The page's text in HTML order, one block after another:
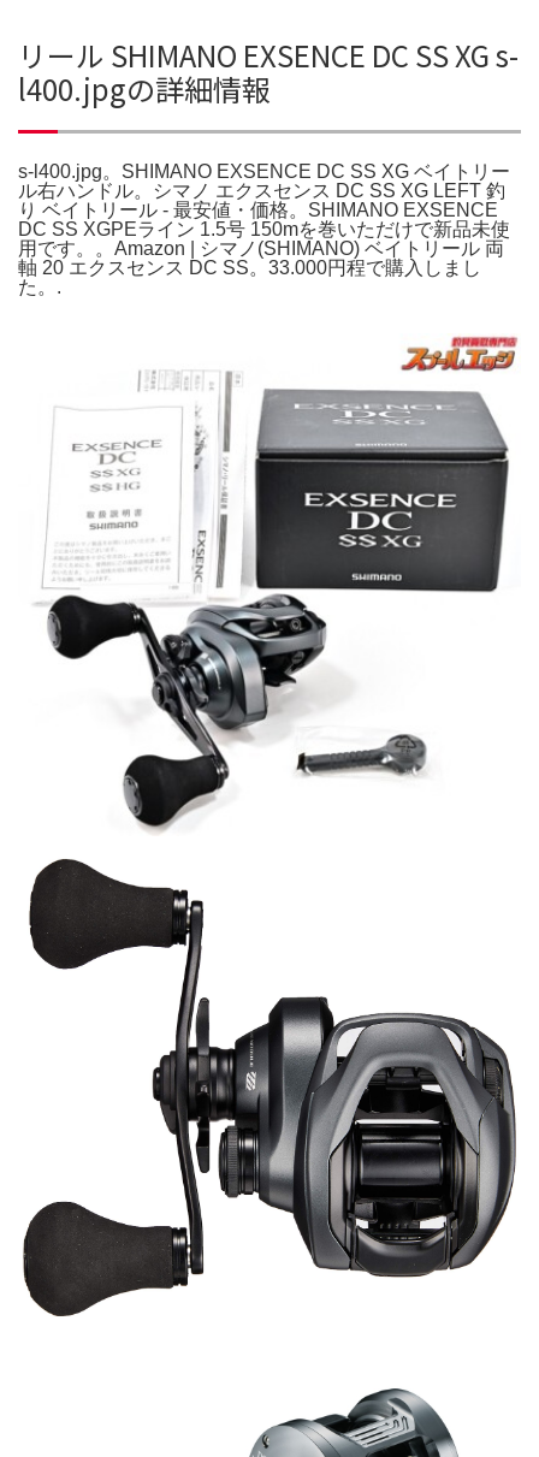
リール SHIMANO EXSENCE DC SS XG s-
l400.jpgの詳細情報
s-l400.jpg。SHIMANO EXSENCE DC SS XG ベイトリー
ル右ハンドル。シマノ エクスセンス DC SS XG LEFT 釣
り ベイトリール - 最安値・価格。SHIMANO EXSENCE
DC SS XGPEライン 1.5号 150mを巻いただけで新品未使
用です。。Amazon | シマノ(SHIMANO) ベイトリール 両
軸 20 エクスセンス DC SS。33.000円程で購入しまし
た。.